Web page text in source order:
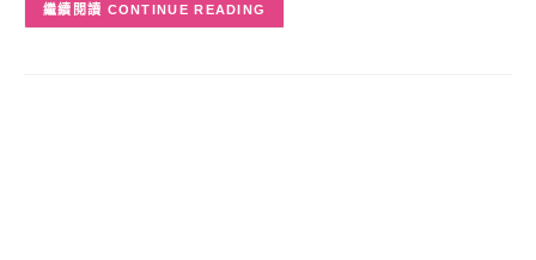
CONTINUE READING